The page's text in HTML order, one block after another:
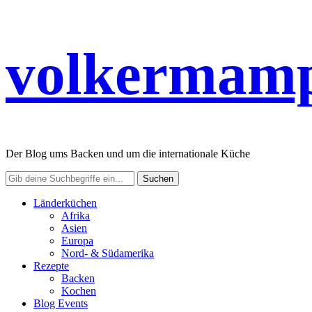
Der Blog ums Backen und um die internationale Küche
Länderküchen
Afrika
Asien
Europa
Nord- & Südamerika
Rezepte
Backen
Kochen
Blog Events